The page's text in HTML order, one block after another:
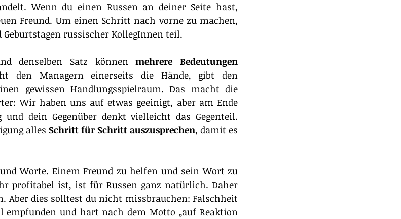
Wenn du einen Russen an deiner Seite hast,
Freund. Um einen Schritt nach vorne zu machen,
russischer KollegInnen teil.
denselben Satz können
den Managern einerseits die Hände, gibt den
gewissen Handlungsspielraum. Das macht die
Wir haben uns auf etwas geeinigt, aber am Ende
dein Gegenüber denkt vielleicht das Gegenteil.
alles Schritt für Schritt auszusprechen, damit es
Worte. Einem Freund zu helfen und sein Wort zu
profitabel ist, ist für Russen ganz natürlich. Daher
Aber dies solltest du nicht missbrauchen: Falschheit
empfunden und hart nach dem Motto „auf Reaktion